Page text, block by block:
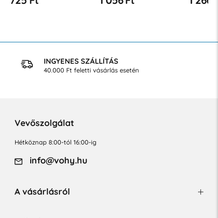
INGYENES SZÁLLÍTÁS
40.000 Ft feletti vásárlás esetén
Vevőszolgálat
Hétköznap 8:00-tól 16:00-ig
info@vohy.hu
A vásárlásról